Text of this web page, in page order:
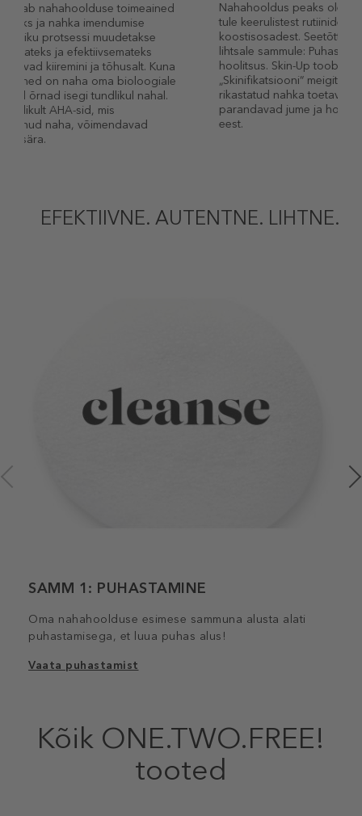
Nahahooldus peaks olema lihtne. Säraga nahk ei
tule keerulistest rutiinidest – see tuleb õigetest
koostisosadest. Seetõttu keskendume kolmele
lihtsale sammule: Puhastamine, ettevalmistus ja
hoolitsus. Skin-Up toob selle lähenemise jumestusse.
„Skinifikatsiooni“ meigitoodete koostised on
rikastatud nahka toetavate koostisosadega, mis
parandavad jume ja hoolitsevad samal ajal naha
eest.
EFEKTIIVNE. AUTENTNE. LIHTNE.
SAMM 1: PUHASTAMINE
Oma nahahoolduse esimese sammuna alusta alati
puhastamisega, et luua puhas alus!
Vaata puhastamist
Kõik ONE.TWO.FREE!
tooted